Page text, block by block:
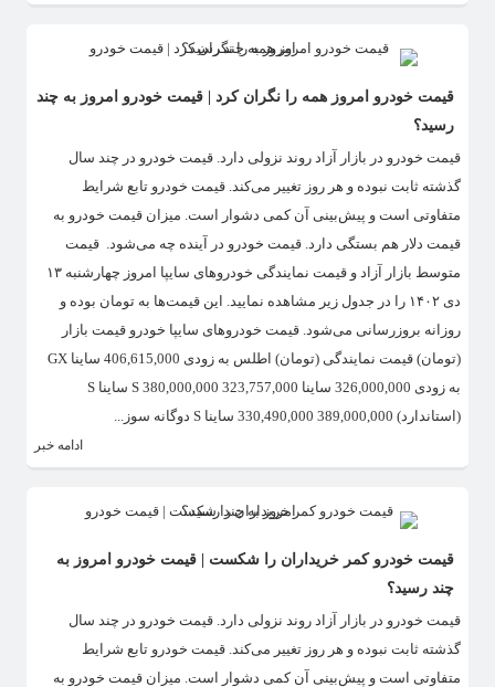
قیمت خودرو امروز همه را نگران کرد | قیمت خودرو امروز به چند
رسید؟
قیمت خودرو در بازار آزاد روند نزولی دارد. قیمت خودرو در چند سال
گذشته ثابت نبوده و هر روز تغییر می‌کند. قیمت خودرو تابع شرایط
متفاوتی است و پیش‌بینی آن کمی دشوار است. میزان قیمت خودرو به
قیمت دلار هم بستگی دارد. قیمت خودرو در آینده چه می‌شود. قیمت
متوسط بازار آزاد و قیمت نمایندگی خودرو‌های سایپا امروز چهارشنبه ۱۳
دی ۱۴۰۲ را در جدول زیر مشاهده نمایید. این قیمت‌ها به تومان بوده و
روزانه بروزرسانی می‌شود. قیمت خودروهای سایپا خودرو قیمت بازار
(تومان) قیمت نمایندگی (تومان) اطلس به زودی 406,615,000 ساینا GX
به زودی 326,000,000 ساینا S 380,000,000 323,757,000 ساینا S
(استاندارد) 389,000,000 330,490,000 ساینا S دوگانه سوز...
ادامه خبر
قیمت خودرو کمر خریداران را شکست | قیمت خودرو امروز به
چند رسید؟
قیمت خودرو در بازار آزاد روند نزولی دارد. قیمت خودرو در چند سال
گذشته ثابت نبوده و هر روز تغییر می‌کند. قیمت خودرو تابع شرایط
متفاوتی است و پیش‌بینی آن کمی دشوار است. میزان قیمت خودرو به